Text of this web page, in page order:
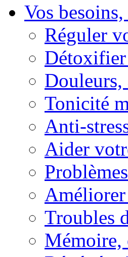
Vos
Réguler
Douleurs,
Tonicité
Anti-
Aider
Troubles
Mémoire,